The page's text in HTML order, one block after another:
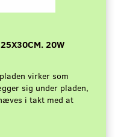
20W
virker som
sig under pladen,
i takt med at